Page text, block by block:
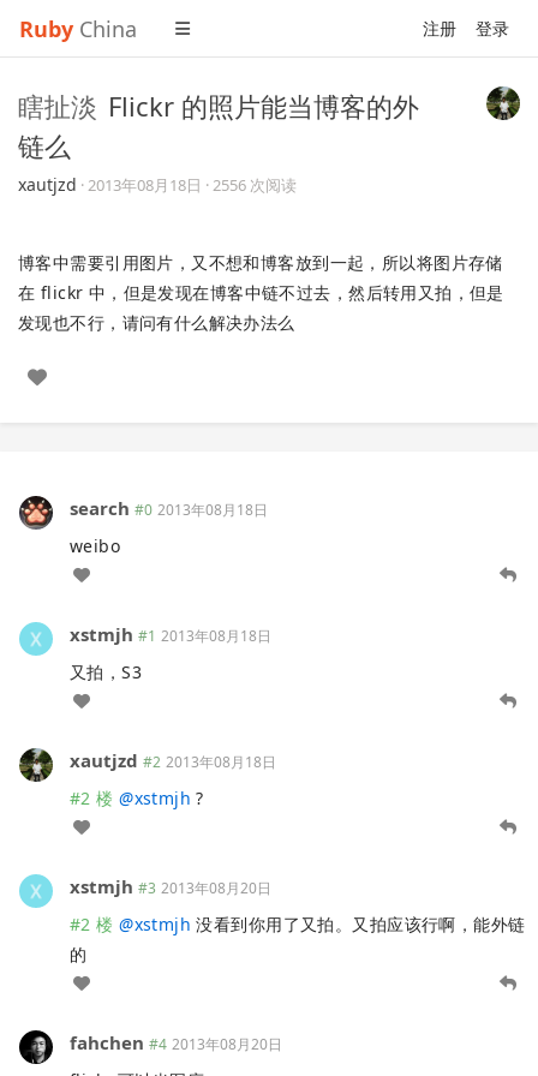
Ruby China 注册 登录
瞎扯淡 Flickr 的照片能当博客的外
链么
xautjzd ·2013年08月18日 · 2556 次阅读
博客中需要引用图片，又不想和博客放到一起，所以将图片存储
在 flickr 中，但是发现在博客中链不过去，然后转用又拍，但是
发现也不行，请问有什么解决办法么
search #0 2013年08月18日
weibo
xstmjh #1 2013年08月18日
又拍，S3
xautjzd #2 2013年08月18日
#2 楼 @xstmjh ?
xstmjh #3 2013年08月20日
#2 楼 @xstmjh 没看到你用了又拍。又拍应该行啊，能外链
的
fahchen #4 2013年08月20日